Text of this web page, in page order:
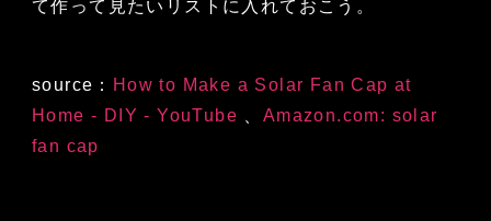
て作って見たいリストに入れておこう。
source：
How to Make a Solar Fan Cap at
Home - DIY - YouTube
Amazon.com: solar
fan cap